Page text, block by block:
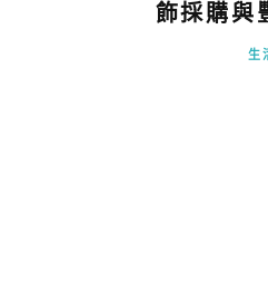
飾採購與
生